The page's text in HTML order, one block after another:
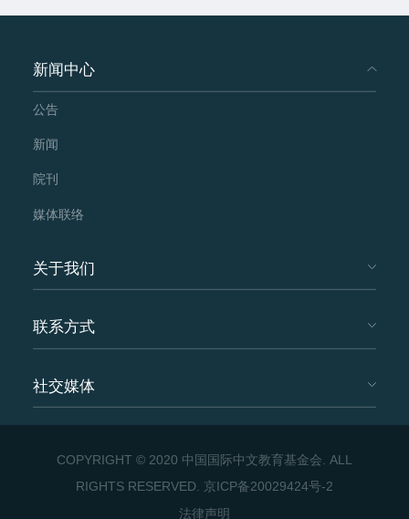
新闻中心
公告
新闻
院刊
媒体联络
关于我们
联系方式
社交媒体
COPYRIGHT © 2020 中国国际中文教育基金会. ALL
RIGHTS RESERVED. 京ICP备20029424号-2
法律声明